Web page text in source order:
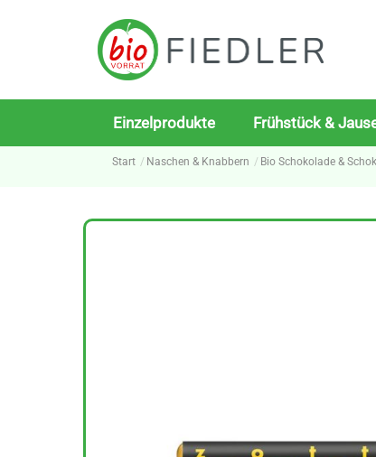
Einzelprodukte Frühstück &
Start Naschen & Knabbern Bio Schokolade &